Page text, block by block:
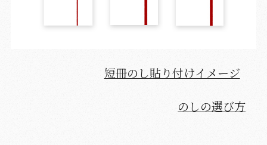
短冊のし貼り付けイメージ
のしの選び方